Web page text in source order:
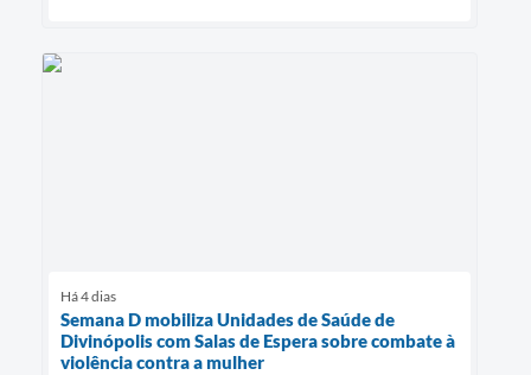
Há 4 dias
Semana D mobiliza Unidades de Saúde de
Divinópolis com Salas de Espera sobre combate à
violência contra a mulher